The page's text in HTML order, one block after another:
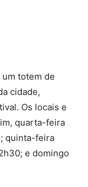
um totem de
cidade,
Os locais e
quarta-feira
quinta-feira
e domingo